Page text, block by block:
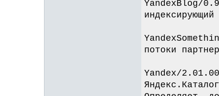
YandexBlog/
потоки
Yandex/